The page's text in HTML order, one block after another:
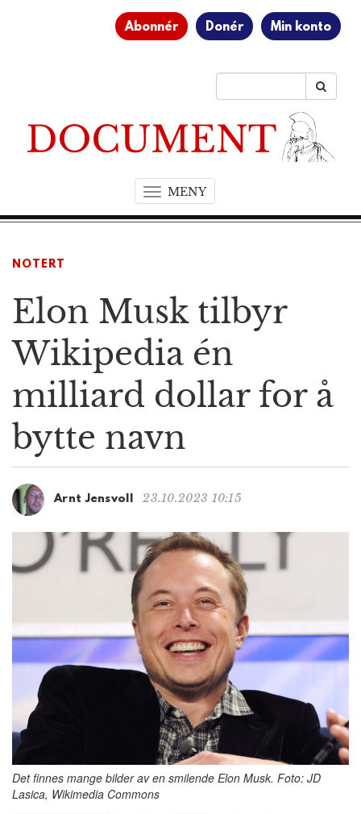
Abonnér Donér Min konto
MENYT
o
n
a
v
i
a
t
NOTERT
Elon Musk tilbyr
Wikipedia én
milliard dollar for å
bytte navn
Arnt Jensvoll 23.10.2023 10:15
Det finnes mange bilder av en smilende Elon Musk. Foto: JD
Lasica, Wikimedia Commons